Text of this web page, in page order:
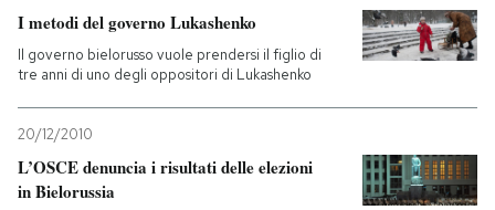
I metodi del governo Lukashenko
Il governo bielorusso vuole prendersi il figlio di
tre anni di uno degli oppositori di Lukashenko
20/12/2010
L’OSCE denuncia i risultati delle elezioni
in Bielorussia